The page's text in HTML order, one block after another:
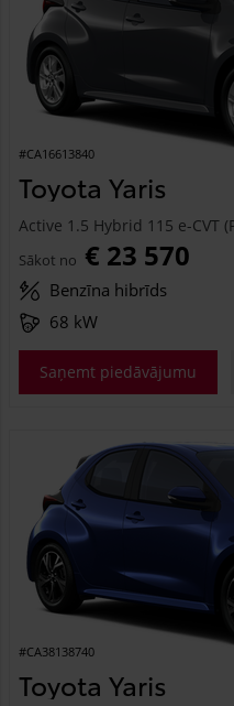
#CA16613840
Toyota Yaris
Active 1.5 Hybrid 115 e-CVT
Sākot no € 23 570
Benzīna hibrīds
68 kW
Saņemt piedāvājumu
#CA38138740
Toyota Yaris